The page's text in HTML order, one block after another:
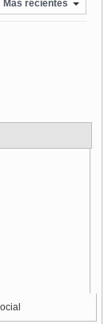
Más recientes